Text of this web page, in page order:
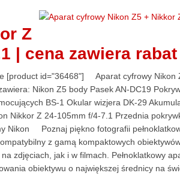
Z
| cena zawiera rabat
[product id="36468"] Aparat cyfrowy
Nikon Z5 body Pasek AN-DC19
BS-1 Okular wizjera DK-29
Nikkor Z 24-105mm f/4‑7.1 Przednia
Nikon Poznaj piękno fotografii
z gamą kompaktowych
zdjęciach, jak i w filmach. Pełnoklatkowy
obiektywu o największej średnicy na